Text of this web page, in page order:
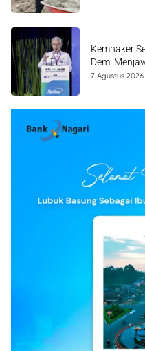
Kemnaker
Demi
7 Agustus 2026